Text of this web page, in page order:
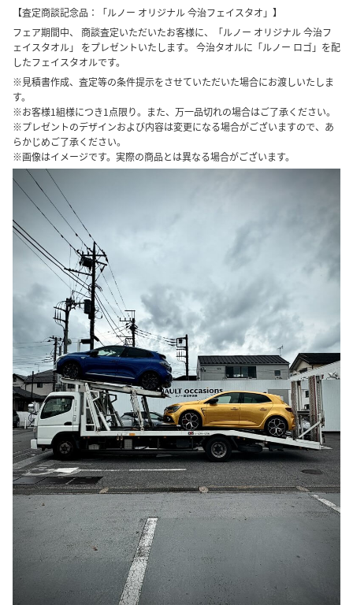
【査定商談記念品：「ルノー オリジナル 今治フェイスタオ」】
フェア期間中、 商談査定いただいたお客様に、「ルノー オリジナル 今治フ
ェイスタオル」 をプレゼントいたします。 今治タオルに「ルノー ロゴ」を配
したフェイスタオルです。
※見積書作成、査定等の条件提示をさせていただいた場合にお渡しいたしま
す。
※お客様1組様につき1点限り。また、万一品切れの場合はご了承ください。
※プレゼントのデザインおよび内容は変更になる場合がございますので、あ
らかじめご了承ください。
※画像はイメージです。実際の商品とは異なる場合がございます。